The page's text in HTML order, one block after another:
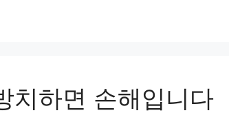
치하면 손해입니다